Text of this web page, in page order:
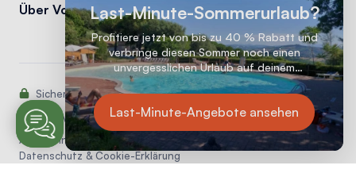
Über Vodatent
2026 © Vodatent
Allgemeine Bedingungen und Konditionen
Datenschutz & Cookie-Erklärung
Sicher bezahlen mit:
Last-Minute-Sommerurlaub?
Profitiere jetzt von bis zu 40 % Rabatt und
verbringe diesen Sommer noch einen
unvergesslichen Urlaub auf deinem
Lieblingscampingplatz!
Last-Minute-Angebote ansehen